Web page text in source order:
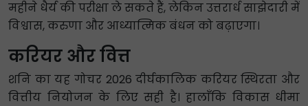
महीने धैर्य की परीक्षा ले सकते हैं, लेकिन उत्तरार्ध साझेदारी में
विश्वास, करुणा और आध्यात्मिक बंधन को बढ़ाएगा।
करियर और वित्त
शनि का यह गोचर 2026 दीर्घकालिक करियर स्थिरता और
वित्तीय नियोजन के लिए सही है। हालाँकि विकास धीमा